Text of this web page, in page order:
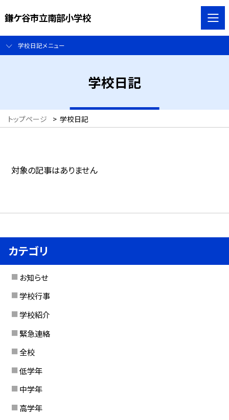
鎌ケ谷市立南部小学校
学校日記メニュー
学校日記
トップページ > 学校日記
対象の記事はありません
カテゴリ
お知らせ
学校行事
学校紹介
緊急連絡
全校
低学年
中学年
高学年